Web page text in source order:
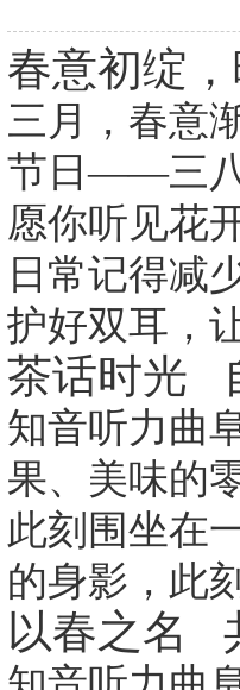
春意初绽
三月，春意
节日——三八
愿你听见花
日常记得减
护好双耳，
茶话时光
知音听力曲
果、美味的
此刻围坐在
的身影，此
以春之名